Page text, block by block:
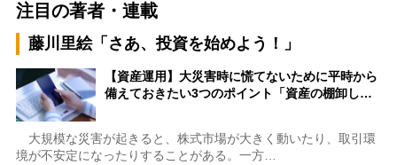
注目の著者・連載
藤川里絵「さあ、投資を始めよう！」
【資産運用】大災害時に慌てないために平時から
備えておきたい3つのポイント「資産の棚卸し…
大規模な災害が起きると、株式市場が大きく動いたり、取引環
境が不安定になったりすることがある。一方…